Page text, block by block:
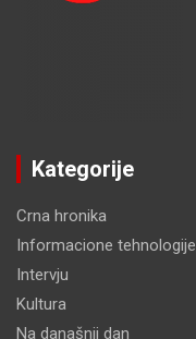
Kategorije
Crna hronika
Informacione tehnologije
Intervju
Kultura
Na današnji dan